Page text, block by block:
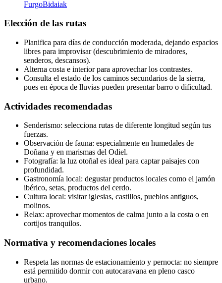
FurgoBidaiak
Elección de las rutas
Planifica para días de conducción moderada, dejando espacios
libres para improvisar (descubrimiento de miradores,
senderos, descansos).
Alterna costa e interior para aprovechar los contrastes.
Consulta el estado de los caminos secundarios de la sierra,
pues en época de lluvias pueden presentar barro o dificultad.
Actividades recomendadas
Senderismo: selecciona rutas de diferente longitud según tus
fuerzas.
Observación de fauna: especialmente en humedales de
Doñana y en marismas del Odiel.
Fotografía: la luz otoñal es ideal para captar paisajes con
profundidad.
Gastronomía local: degustar productos locales como el jamón
ibérico, setas, productos del cerdo.
Cultura local: visitar iglesias, castillos, pueblos antiguos,
molinos.
Relax: aprovechar momentos de calma junto a la costa o en
cortijos tranquilos.
Normativa y recomendaciones locales
Respeta las normas de estacionamiento y pernocta: no siempre
está permitido dormir con autocaravana en pleno casco
urbano.